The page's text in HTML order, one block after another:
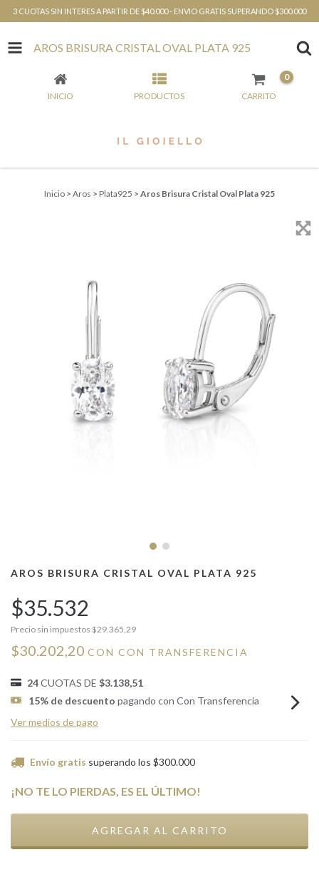
3 CUOTAS SIN INTERES A PARTIR DE $40.000 - ENVIO GRATIS SUPERANDO $300.000
AROS BRISURA CRISTAL OVAL PLATA 925
INICIO PRODUCTOS CARRITO
0
Inicio > Aros > Plata925 > Aros Brisura Cristal Oval Plata 925
AROS BRISURA CRISTAL OVAL PLATA 925
$35.532
Precio sin impuestos $29.365,29
$30.202,20 CON CON TRANSFERENCIA
24CUOTAS DE $3.138,51
15% de descuento pagando con Con Transferencia
Ver medios de pago
Envío gratis superando los $300.000
¡NO TE LO PIERDAS, ES EL ÚLTIMO!